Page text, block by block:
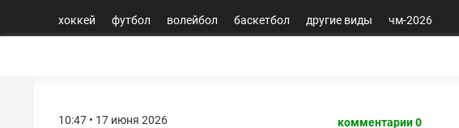
хоккей футбол волейбол баскетбол другие виды чм-2026
10:47 • 17 июня 2026 комментарии 0